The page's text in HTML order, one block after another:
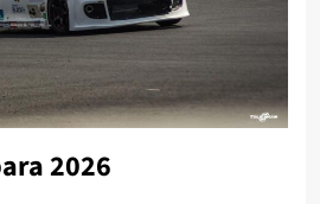
2026